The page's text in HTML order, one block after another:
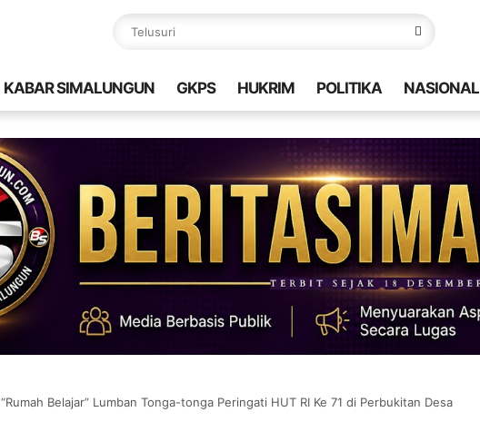
KABAR SIMALUNGUN GKPS HUKRIM POLITIKA NASIONAL
“Rumah Belajar” Lumban Tonga-tonga Peringati HUT RI Ke 71 di Perbukitan Desa